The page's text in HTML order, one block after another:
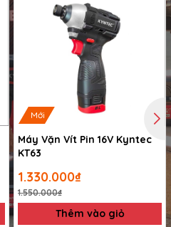
Mới
Máy Vặn Vít Pin 16V Kyntec
KT63
1.330.000₫
1.550.000₫
Thêm vào giỏ